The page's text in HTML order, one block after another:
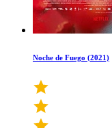
Noche de Fuego (2021)